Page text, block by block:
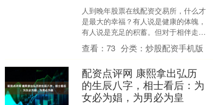
人到晚年股票在线配资交易所，什么才
是最大的幸福？有人说是健康的体魄，
有人说是充足的积蓄。但对于相伴走过
半生风雨的夫妻而言，晚年最大的考
验，往往藏在最不起眼的日常....
查看：73 分类：炒股配资手机版
配资点评网 康熙拿出弘历
的生辰八字，相士看后：为
女必为娼，为男必为皇